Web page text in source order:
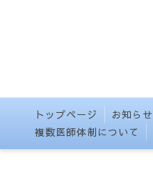
トップページ お知らせ
複数医師体制について